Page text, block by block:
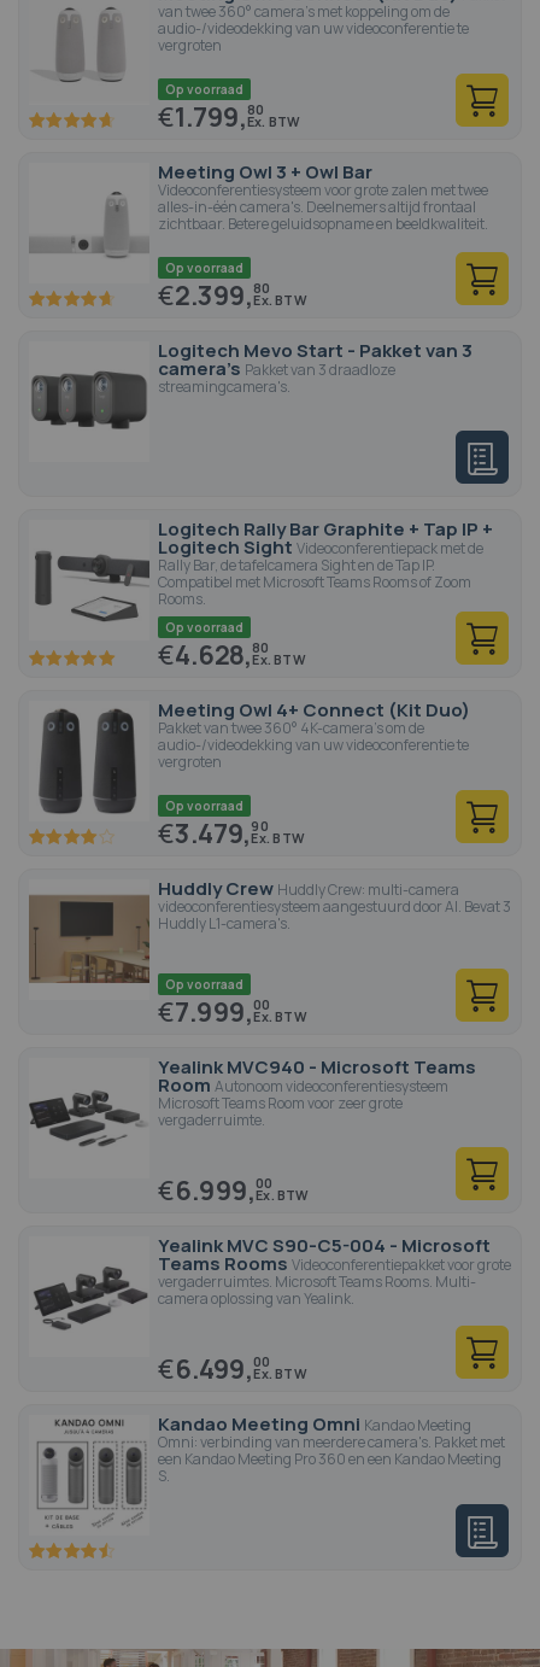
van twee 360° camera's met koppeling om de
audio-/videodekking van uw videoconferentie te
vergroten
93.4100
Op voorraad
€1.799,80
Meeting Owl 3 + Owl Bar
Videoconferentiesysteem voor grote zalen met twee
alles-in-één camera's. Deelnemers altijd frontaal
zichtbaar. Betere geluidsopname en beeldkwaliteit.
93.4100
Op voorraad
€2.399,80
Logitech Mevo Start - Pakket van 3
camera's Pakket van 3 draadloze
streamingcamera's.
Logitech Rally Bar Graphite + Tap IP +
Logitech Sight Videoconferentiepack met de
Rally Bar, de tafelcamera Sight en de Tap IP.
Compatibel met Microsoft Teams Rooms of Zoom
Rooms.
100 100
Op voorraad
€4.628,80
Meeting Owl 4+ Connect (Kit Duo)
Pakket van twee 360° 4K-camera's om de
audio-/videodekking van uw videoconferentie te
vergroten
80 100
Op voorraad
€3.479,90
Huddly Crew Huddly Crew: multi-camera
videoconferentiesysteem aangestuurd door AI. Bevat 3
Huddly L1-camera's.
Op voorraad
€7.999,00
Yealink MVC940 - Microsoft Teams
Room Autonoom videoconferentiesysteem
Microsoft Teams Room voor zeer grote
vergaderruimte.
€6.999,00
Yealink MVC S90-C5-004 - Microsoft
Teams Rooms Videoconferentiepakket voor grote
vergaderruimtes. Microsoft Teams Rooms. Multi-
camera oplossing van Yealink.
€6.499,00
Kandao Meeting Omni Kandao Meeting
Omni: verbinding van meerdere camera's. Pakket met
een Kandao Meeting Pro 360 en een Kandao Meeting
S.
90 100